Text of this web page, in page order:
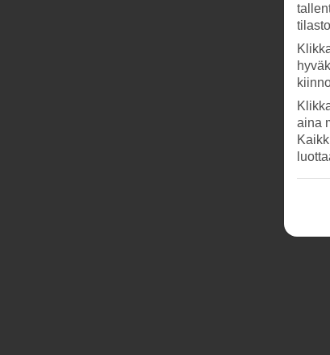
aina